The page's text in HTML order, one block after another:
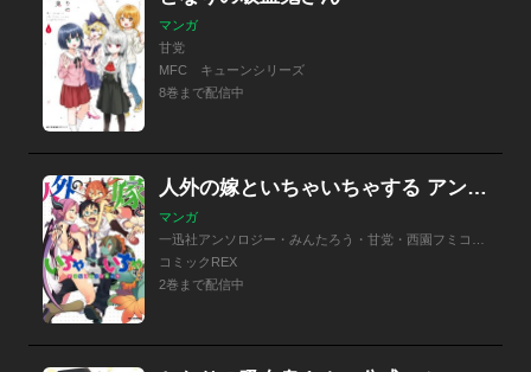
マンガ
甘党
MFC キューンシリーズ
8巻まで配信中
人外の嫁といちゃいちゃする アンソロジーコミック
マンガ
コミックREX
2巻まで配信中